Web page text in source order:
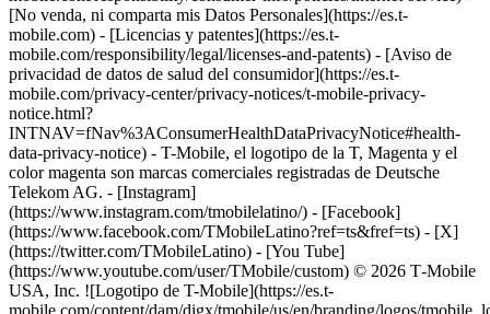
[No venda, ni comparta mis Datos Personales](https://es.t-
mobile.com) - [Licencias y patentes](https://es.t-
mobile.com/responsibility/legal/licenses-and-patents) - [Aviso de
privacidad de datos de salud del consumidor](https://es.t-
mobile.com/privacy-center/privacy-notices/t-mobile-privacy-
notice.html?
INTNAV=fNav%3AConsumerHealthDataPrivacyNotice#health-
data-privacy-notice) - T-Mobile, el logotipo de la T, Magenta y el
color magenta son marcas comerciales registradas de Deutsche
Telekom AG. - [Instagram]
(https://www.instagram.com/tmobilelatino/) - [Facebook]
(https://www.facebook.com/TMobileLatino?ref=ts&fref=ts) - [X]
(https://twitter.com/TMobileLatino) - [You Tube]
(https://www.youtube.com/user/TMobile/custom) © 2026 T‑Mobile
USA, Inc. ![Logotipo de T-Mobile](https://es.t-
mobile.com/content/dam/digx/tmobile/us/en/branding/logos/